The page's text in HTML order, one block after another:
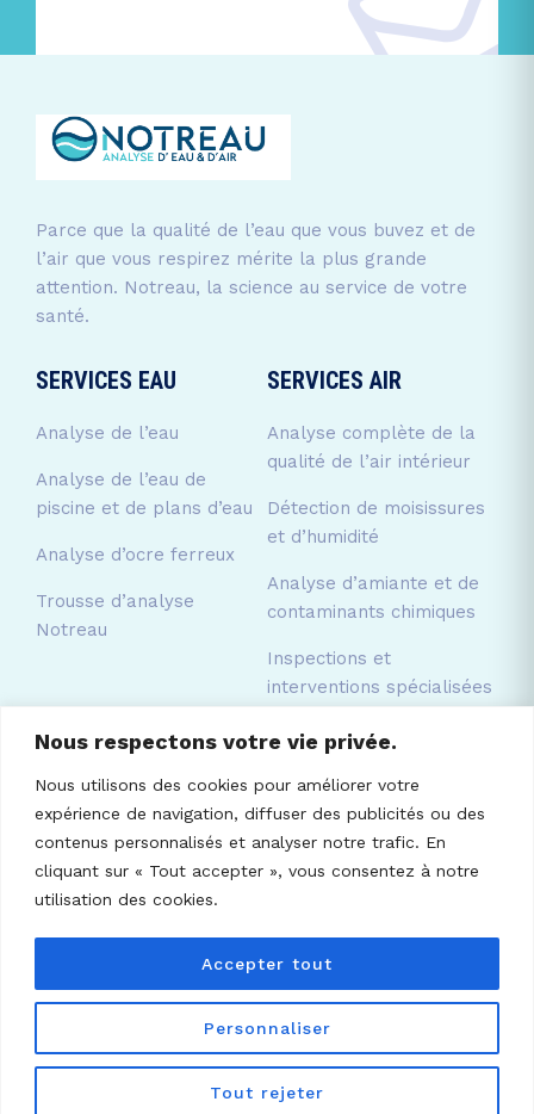
Nous respectons votre vie privée.
Nous utilisons des cookies pour améliorer votre
expérience de navigation, diffuser des publicités ou des
contenus personnalisés et analyser notre trafic. En
cliquant sur « Tout accepter », vous consentez à notre
utilisation des cookies.
Personnaliser
Tout rejeter
Accepter tout
Parce que la qualité de l’eau que vous buvez et de
l’air que vous respirez mérite la plus grande
attention. Notreau, la science au service de votre
santé.
SERVICES EAU
Analyse de l’eau
Analyse de l’eau de
piscine et de plans d’eau
Analyse d’ocre ferreux
Trousse d’analyse
Notreau
SERVICES AIR
Analyse complète de la
qualité de l’air intérieur
Détection de moisissures
et d’humidité
Analyse d’amiante et de
contaminants chimiques
Inspections et
interventions spécialisées
Laboratoire Notreau Inc.
216 rue Principale, Brownsburg-Chatham,
(450) 533-9996
info@notreau.com